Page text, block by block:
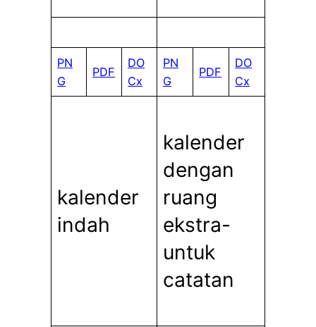
PN
G
PDF
DO
Cx
PN
G
PDF
DO
Cx
kalender
indah
kalender
dengan
ruang
ekstra-
untuk
catatan